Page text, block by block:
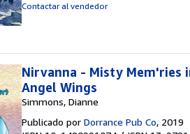
Contactar al vendedor
Nirvanna - Misty Mem'ries
Angel Wings
Simmons, Dianne
Publicado por Dorrance Pub Co, 2019